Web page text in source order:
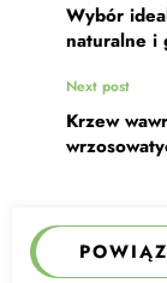
Wybór
naturalne i
Next post
Krzew